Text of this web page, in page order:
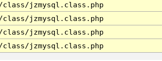
class/jzmysql.class.php
class/jzmysql.class.php
class/jzmysql.class.php
class/jzmysql.class.php